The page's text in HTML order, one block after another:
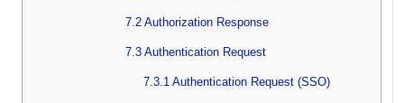
7.2 Authorization Response
7.3 Authentication Request
7.3.1 Authentication Request (SSO)